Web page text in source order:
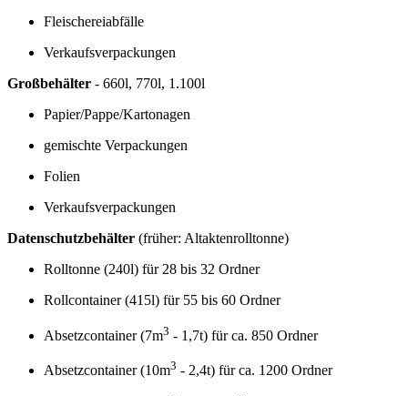
Fleischereiabfälle
Verkaufsverpackungen
Großbehälter - 660l, 770l, 1.100l
Papier/Pappe/Kartonagen
gemischte Verpackungen
Folien
Verkaufsverpackungen
Datenschutzbehälter (früher: Altaktenrolltonne)
Rolltonne (240l) für 28 bis 32 Ordner
Rollcontainer (415l) für 55 bis 60 Ordner
Absetzcontainer (7m3 - 1,7t) für ca. 850 Ordner
Absetzcontainer (10m3 - 2,4t) für ca. 1200 Ordner